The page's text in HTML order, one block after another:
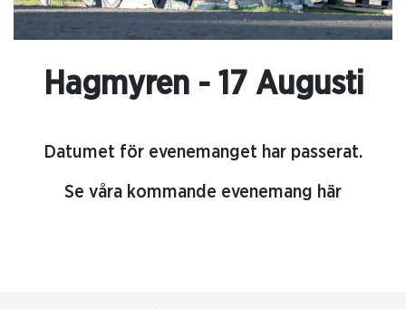
Hagmyren - 17 Augusti
Datumet för evenemanget har passerat.
Se våra kommande evenemang här